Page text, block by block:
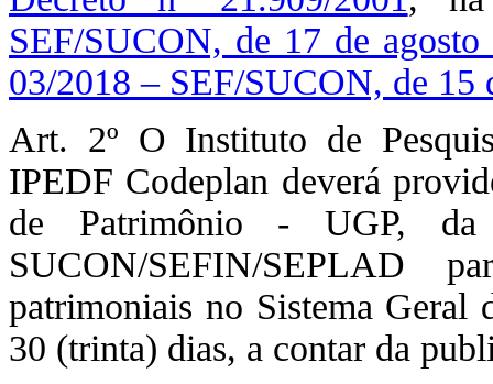
SEF/SUCON, de 17 de agosto
03/2018 – SEF/SUCON, de 15
Art. 2º O Instituto de
IPEDF Codeplan deverá
de Patrimônio - UGP, da
SUCON/SEFIN/SEPLAD
patrimoniais no Sistema Geral
30 (trinta) dias, a contar da